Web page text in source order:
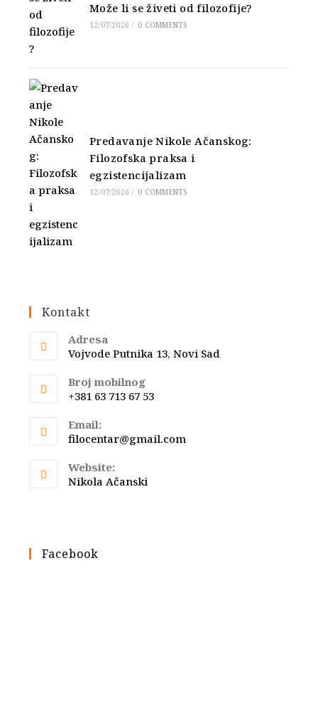
Može li se živeti od filozofije?
12/07/2026 / 0 COMMENTS
Predavanje Nikole Ačanskog:
Filozofska praksa i
egzistencijalizam
12/07/2026 / 0 COMMENTS
Kontakt
Adresa
Vojvode Putnika 13, Novi Sad
Broj mobilnog
+381 63 713 67 53
Email:
filocentar@gmail.com
Website:
Nikola Ačanski
Facebook